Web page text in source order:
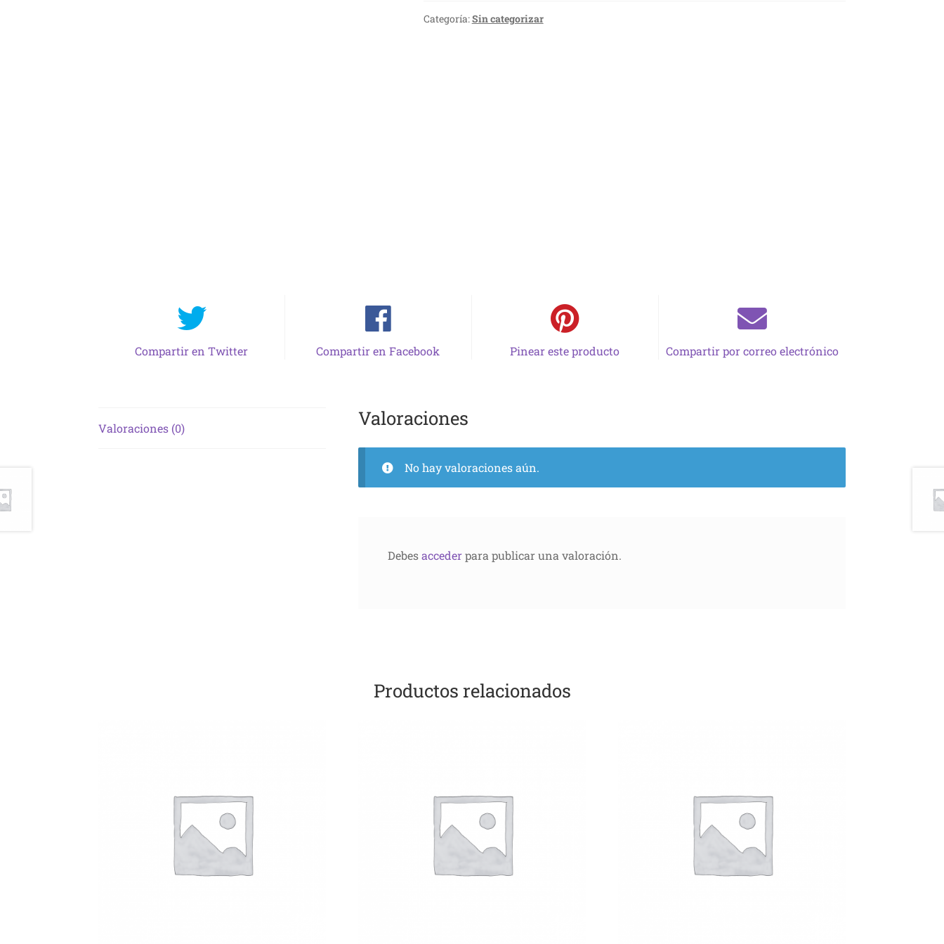
Categoría:Sin categorizar
Compartir en Twitter Compartir en Facebook Pinear este producto Compartir por correo electrónico
Valoraciones (0) Valoraciones
No hay valoraciones aún.
Debesaccederpara publicar una valoración.
Productos relacionados